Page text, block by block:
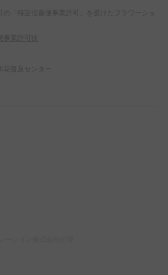
の「特定信書便事業許可」を受けたフラワーショ
事業許可状